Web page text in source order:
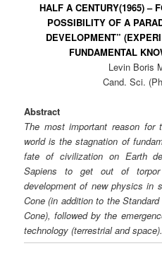
HALF A CENTURY(1965) –
POSSIBILITY OF A
DEVELOPMENT”
FUNDAMENTAL
Levin Boris
Cand. Sci.
Abstract
The most important reason
world is the stagnation of
fate of civilization on Earth
Sapiens to get out of
development of new physics in
Cone (in addition to the
Cone), followed by the
technology (terrestrial and space).